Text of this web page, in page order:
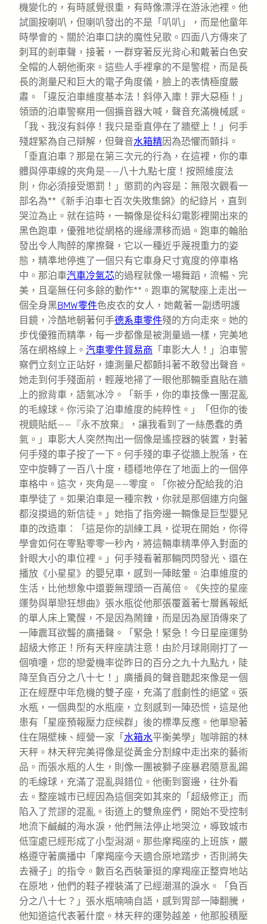
機變化的，有時感覺很重，有時像漂浮在游泳池裡。他
試圖按喇叭，但喇叭發出的不是「叭叭」，而是他童年
時學會的、關於泊車口訣的魔性兒歌。四面八方傳來了
刺耳的剎車聲，接著，一群穿著反光背心和戴著白色安
全帽的人朝他衝來。這些人手裡拿的不是警棍，而是長
長的測量尺和巨大的電子角度儀，臉上的表情極度嚴
肅。「違反泊車維度基本法！斜停入庫！罪大惡極！」
領頭的泊車警察用一個擴音器大喊，聲音充滿機械感。
「我、我沒有斜停！我只是垂直停在了牆壁上！」何手
殘趕緊為自己辯解，但聲音水箱精因為恐懼而顫抖。
「垂直泊車？那是在第三次元的行為，在這裡，你的車
體與停車線的夾角是——八十九點七度！按照維度法
則，你必須接受懲罰！」懲罰的內容是：無限次觀看一
部名為**《新手泊車七百次失敗集錦》的紀錄片，直到
哭泣為止。就在這時，一輛像是從科幻電影裡開出來的
黑色跑車，優雅地從網格的邊緣漂移而過。跑車的輪胎
發出令人陶醉的摩擦聲，它以一種近乎蔑視重力的姿
態，精準地停進了一個只有它車身尺寸寬度的停車格
中。那泊車汽車冷氣芯的過程就像一場舞蹈，流暢、完
美，且毫無任何多餘的動作**。跑車的駕駛座上走出一
個全身黑BMW零件色皮衣的女人，她戴著一副透明護
目鏡，冷酷地朝著何手德系車零件殘的方向走來。她的
步伐優雅而精準，每一步都像是被測量過一樣，完美地
落在網格線上。 汽車零件貿易商 「車影大人！」泊車警
察們立刻立正站好，連測量尺都顫抖著不敢發出聲音。
她走到何手殘面前，輕蔑地掃了一眼他那輛垂直貼在牆
上的掀背車，語氣冰冷。「新手，你的車技像一團混亂
的毛線球。你污染了泊車維度的純粹性。」「但你的後
視鏡貼紙——『永不放棄』，讓我看到了一絲愚蠢的勇
氣。」車影大人突然掏出一個像是遙控器的裝置，對著
何手殘的車子按了一下。何手殘的車子從牆上脫落，在
空中旋轉了一百八十度，穩穩地停在了地面上的一個停
車格中。這次，夾角是——零度。「你被分配給我的泊
車學徒了。如果泊車是一種宗教，你就是那個連方向盤
都沒摸過的新信徒。」她指了指旁邊一輛像是巨型嬰兒
車的改造車：「這是你的訓練工具，從現在開始，你得
學會如何在零點零零一秒內，將這輛車精準停入對面的
針眼大小的車位裡。」何手殘看著那輛閃閃發光、還在
播放《小星星》的嬰兒車，感到一陣眩暈。泊車維度的
生活，比他想象中還要無理頭一百萬倍。《失控的星座
運勢與單戀狂想曲》張水瓶從他那張覆蓋著七層舊報紙
的單人床上驚醒，不是因為鬧鐘，而是因為屋頂傳來了
一陣震耳欲聾的廣播聲。「緊急！緊急！今日星座運勢
超級大修正！所有天秤座請注意！由於月球剛剛打了一
個噴嚏，您的戀愛機率從昨日的百分之九十九點九，陡
降至負百分之八十七！」廣播員的聲音聽起來像是一個
正在經歷中年危機的雙子座，充滿了戲劇性的絕望。張
水瓶，一個典型的水瓶座，立刻感到一陣恐慌，這是他
患有「星座預報壓力症候群」後的標準反應。他單戀著
住在隔壁棟、經營一家「 水箱水平衡美學」咖啡館的林
天秤。林天秤完美得像是從黃金分割線中走出來的藝術
品。而張水瓶的人生，則像一團被獅子座暴君隨意亂踢
的毛線球，充滿了混亂與錯位。他衝到窗邊，往外看
去。整座城市已經因為這個突如其來的「超級修正」而
陷入了荒謬的混亂。街道上的雙魚座們，開始不受控制
地流下鹹鹹的海水淚，他們無法停止地哭泣，導致城市
低窪處已經形成了小型潟湖。那些摩羯座的上班族，嚴
格遵守著廣播中「摩羯座今天適合原地踏步，否則將失
去襪子」的指令。數百名西裝筆挺的摩羯座正整齊地站
在原地，他們的鞋子裡裝滿了已經潮濕的淚水。「負百
分之八十七？」張水瓶喃喃自語，感到胃部一陣翻騰，
他知道這代表著什麼。林天秤的運勢越差，他那股積壓